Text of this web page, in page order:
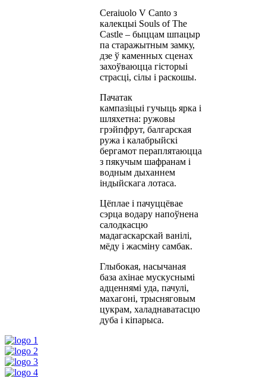
Ceraiuolo V Canto з
калекцыі Souls of The
Castle – быццам шпацыр
па старажытным замку,
дзе ў каменных сценах
захоўваюцца гісторыі
страсці, сілы і раскошы.
Пачатак
кампазіцыі гучыць ярка і
шляхетна: ружовы
грэйпфрут, балгарская
ружа і калабрыйскі
бергамот пераплятаюцца
з пякучым шафранам і
водным дыханнем
індыйскага лотаса.
Цёплае і пачуццёвае
сэрца водару напоўнена
салодкасцю
мадагаскарскай ванілі,
мёду і жасміну самбак.
Глыбокая, насычаная
база ахінае мускуснымі
адценнямі уда, пачулі,
махагоні, трысняговым
цукрам, халаднаватасцю
дуба і кіпарыса.